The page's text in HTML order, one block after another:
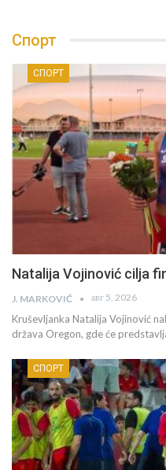
Спорт
СПОРТ
Natalija Vojinović cilja
J. MARKOVIĆ авг 5, 2026
Kruševljanka Natalija Vojinović
država Oregon, gde će
СПОРТ